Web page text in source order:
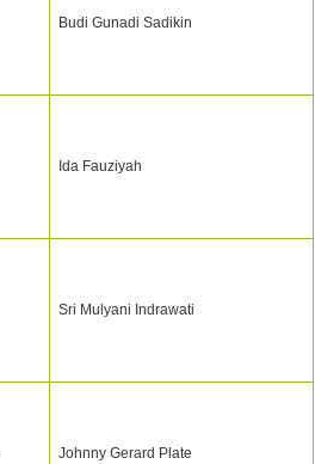
Budi Gunadi Sadikin
Ida Fauziyah
Sri Mulyani Indrawati
Johnny Gerard Plate